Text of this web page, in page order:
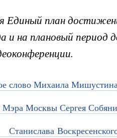
Единый план
и на плановый период
слово Михаила
Мэра Москвы Сергея
научных исследований и разработок
премий, лауреаты которых